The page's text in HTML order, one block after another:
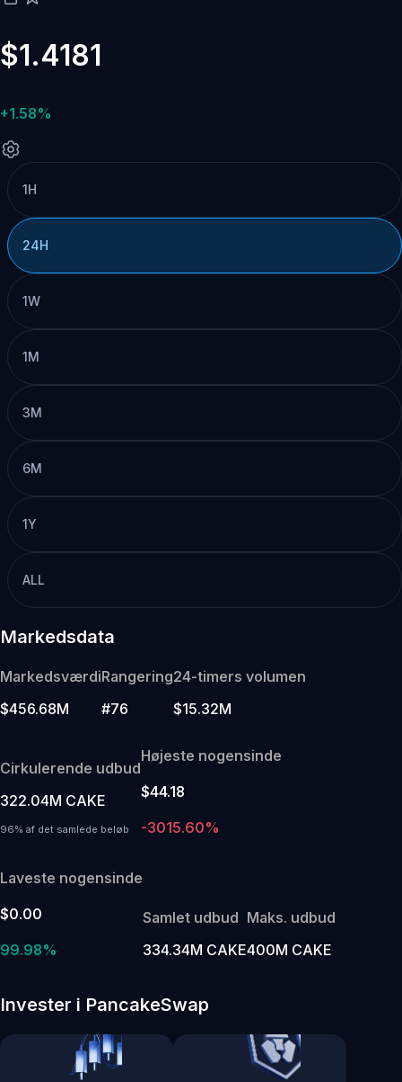
$1.4181
+1.58%
1H
24H
1W
1M
3M
6M
1Y
ALL
Markedsdata
Markedsværdi
$456.68M
Rangering
#76
24-timers volumen
$15.32M
Cirkulerende udbud
322.04M CAKE
96% af det samlede beløb
Højeste nogensinde
$44.18
-3015.60%
Laveste nogensinde
$0.00
99.98%
Samlet udbud
334.34M CAKE
Maks. udbud
400M CAKE
Invester i PancakeSwap